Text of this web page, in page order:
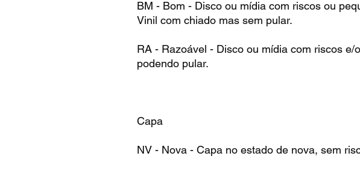
BM - Bom - Disco ou mídia com riscos ou
Vinil com chiado mas sem pular.
RA - Razoável - Disco ou mídia com riscos e/
podendo pular.
Capa
NV - Nova - Capa no estado de nova, sem